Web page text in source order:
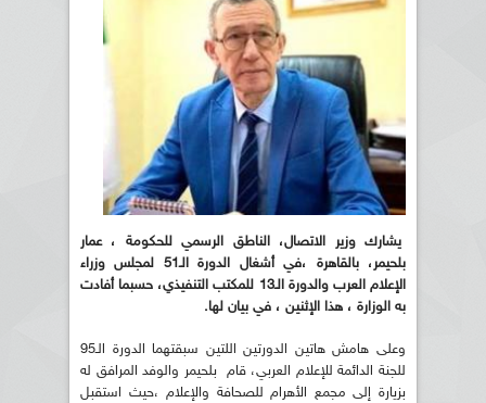
يشارك وزير الاتصال، الناطق الرسمي للحكومة ، عمار
بلحيمر، بالقاهرة ،في أشغال الدورة الـ51 لمجلس وزراء
الإعلام العرب والدورة الـ13 للمكتب التنفيذي، حسبما أفادت
به الوزارة ، هذا الإثنين ، في بيان لها.
وعلى هامش هاتين الدورتين اللتين سبقتهما الدورة الـ95
للجنة الدائمة للإعلام العربي، قام بلحيمر والوفد المرافق له
بزيارة إلى مجمع الأهرام للصحافة والإعلام ،حيث استقبل